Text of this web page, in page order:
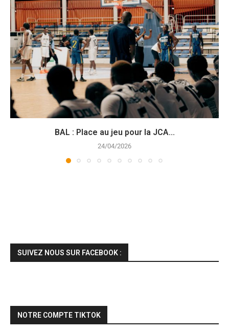
BAL : Place au jeu pour la JCA...
24/04/2026
SUIVEZ NOUS SUR FACEBOOK :
NOTRE COMPTE TIKTOK